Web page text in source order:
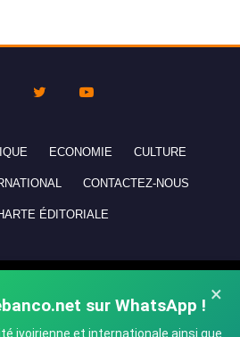
×
sur WhatsApp !
ivoirienne et internationale ainsi que
ECONOMIE CULTURE
CONTACTEZ-NOUS
ÉDITORIALE
- All rights reserved.